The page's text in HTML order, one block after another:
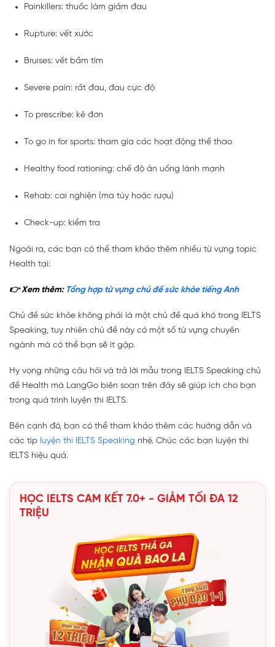
Painkillers: thuốc làm giảm đau
Rupture: vết xước
Bruises: vết bầm tím
Severe pain: rất đau, đau cực độ
To prescribe: kê đơn
To go in for sports: tham gia các hoạt động thể thao
Healthy food rationing: chế độ ăn uống lành mạnh
Rehab: cai nghiện (ma túy hoặc rượu)
Check-up: kiểm tra
Ngoài ra, các bạn có thể tham khảo thêm nhiều từ vựng topic
Health tại:
👉 Xem thêm: Tổng hợp từ vựng chủ đề sức khỏe tiếng Anh
Chủ đề sức khỏe không phải là một chủ đề quá khó trong IELTS
Speaking, tuy nhiên chủ đề này có một số từ vựng chuyên
ngành mà có thể bạn sẽ ít gặp.
Hy vọng những câu hỏi và trả lời mẫu trong IELTS Speaking chủ
đề Health mà LangGo biên soạn trên đây sẽ giúp ích cho bạn
trong quá trình luyện thi IELTS.
Bên cạnh đó, bạn có thể tham khảo thêm các hướng dẫn và
các tip luyện thi IELTS Speaking nhé. Chúc các bạn luyện thi
IELTS hiệu quả.
HỌC IELTS CAM KẾT 7.0+ - GIẢM TỐI ĐA 12
TRIỆU